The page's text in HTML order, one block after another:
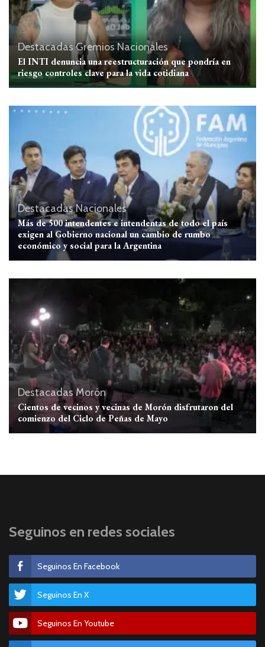
Destacadas GremiosNacionales
El INTI denuncia una reestructuración que pondría en
riesgo controles clave para la vida cotidiana
DestacadasNacionales
Más de 500 intendentes e intendentas de todo el país
exigen al Gobierno nacional un cambio de rumbo
económico y social para la Argentina
Destacadas Morón
Cientos de vecinos y vecinas de Morón disfrutaron del
comienzo del Ciclo de Peñas de Mayo
Seguinos en redes sociales
Seguinos En Facebook
Seguinos En X
Seguinos En Youtube